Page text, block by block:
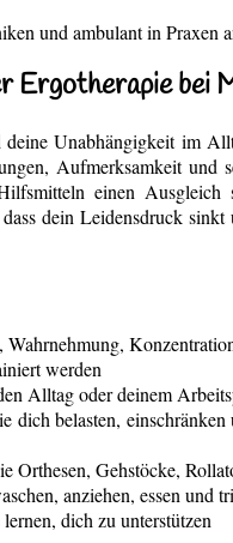
und ambulant in Praxen
Ergotherapie bei
Unabhängigkeit im
Aufmerksamkeit
einen Ausgleich
dein Leidensdruck
werden
Alltag oder deinem
dich belasten,
Orthesen, Gehstöcke,
anziehen, essen und
dich zu unterstützen